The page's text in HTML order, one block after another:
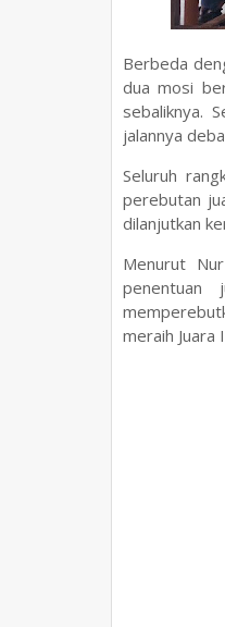
Berbeda
dua mosi
sebaliknya.
jalannya
Seluruh
perebutan
dilanjutkan
Menurut
penentuan
meraih Juara